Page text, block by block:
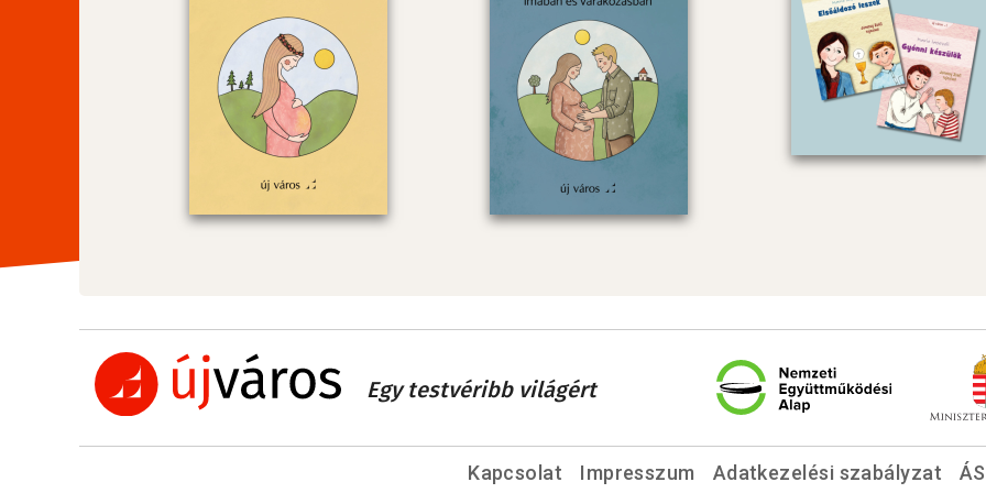
Egy testvéribb világért
Kapcsolat Impresszum Adatkezelési szabályzat